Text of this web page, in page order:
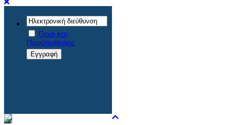
Όροι και
Προϋποθέσεις